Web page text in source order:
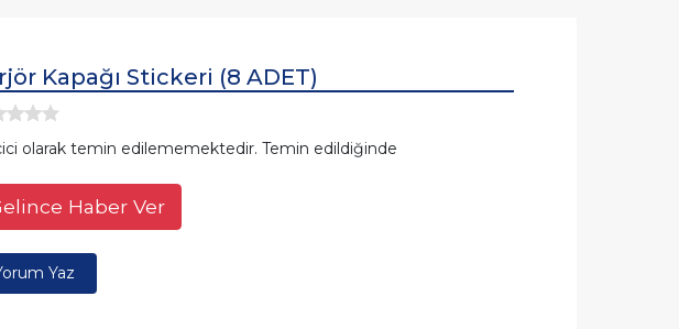
Kapağı Stickeri (8 ADET)
olarak temin edilememektedir. Temin edildiğinde
Haber Ver
Yaz